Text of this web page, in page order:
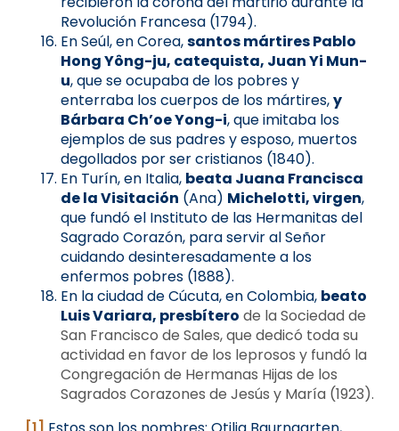
Revolución Francesa (1794).
En Seúl, en Corea,santos mártires Pablo
Hong Yông-ju, catequista, Juan Yi Mun-
u, que se ocupaba de los pobres y
enterraba los cuerpos de los mártires,y
Bárbara Ch’oe Yong-i, que imitaba los
ejemplos de sus padres y esposo, muertos
degollados por ser cristianos (1840).
En Turín, en Italia, beata Juana Francisca
de la Visitación (Ana) Michelotti, virgen,
que fundó el Instituto de las Hermanitas del
Sagrado Corazón, para servir al Señor
cuidando desinteresadamente a los
enfermos pobres (1888).
En la ciudad de Cúcuta, en Colombia, beato
Luis Variara, presbítero de la Sociedad de
San Francisco de Sales, que dedicó toda su
actividad en favor de los leprosos y fundó la
Congregación de Hermanas Hijas de los
Sagrados Corazones de Jesús y María (1923).